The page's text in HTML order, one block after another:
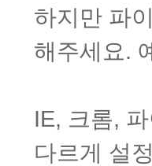
하지만 파
해주세요.
IE, 크롬,
다르게 설